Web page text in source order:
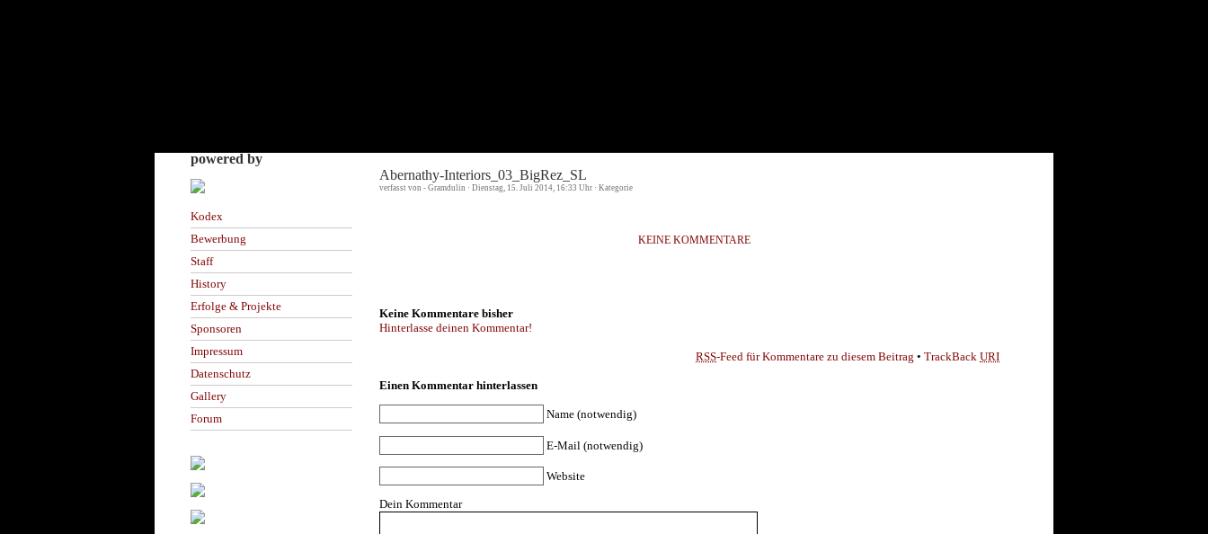
powered by
Kodex
Bewerbung
Staff
History
Erfolge & Projekte
Sponsoren
Impressum
Datenschutz
Gallery
Forum
Abernathy-Interiors_03_BigRez_SL
verfasst von - Gramdulin · Dienstag, 15. Juli 2014, 16:33 Uhr · Kategorie
KEINE KOMMENTARE
Keine Kommentare bisher
Hinterlasse deinen Kommentar!
RSS-Feed für Kommentare zu diesem Beitrag • TrackBack URI
Einen Kommentar hinterlassen
Name (notwendig)
E-Mail (notwendig)
Website
Dein Kommentar